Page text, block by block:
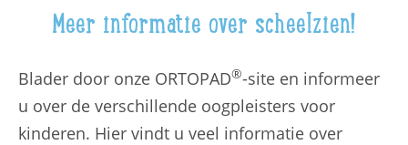
Meer informatie over scheelzien!
Blader door onze ORTOPAD®-site en informeer
u over de verschillende oogpleisters voor
kinderen. Hier vindt u veel informatie over